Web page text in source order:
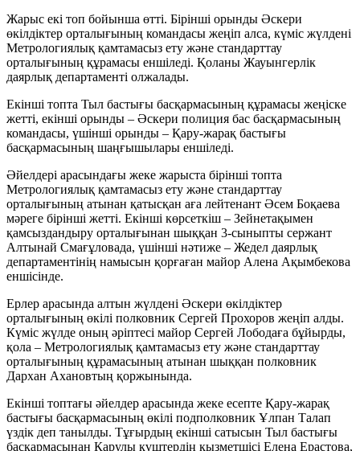
Жарыс екі топ бойынша өтті. Бірінші орынды Әскери
өкілдіктер орталығының командасы жеңіп алса, күміс жүлдені
Метрологиялық қамтамасыз ету және стандарттау
орталығының құрамасы еншіледі. Қоланы Жауынгерлік
даярлық департаменті олжалады.
Екінші топта Тыл бастығы басқармасының құрамасы жеңіске
жетті, екінші орынды – Әскери полиция бас басқармасының
командасы, үшінші орынды – Қару-жарақ бастығы
басқармасының шаңғышылары еншіледі.
Әйелдері арасындағы жеке жарыста бірінші топта
Метрологиялық қамтамасыз ету және стандарттау
орталығының атынан қатысқан аға лейтенант Әсем Боқаева
мәреге бірінші жетті. Екінші көрсеткіш – Зейнетақымен
қамсыздандыру орталығынан шыққан 3-сыныпты сержант
Алтынай Смағұловада, үшінші нәтиже – Жедел даярлық
департаментінің намысын қорғаған майор Алена Ақымбекова
еншісінде.
Ерлер арасында алтын жүлдені Әскери өкілдіктер
орталығының өкілі полковник Сергей Прохоров жеңіп алды.
Күміс жүлде оның әріптесі майор Сергей Лободаға бұйырды,
қола – Метрологиялық қамтамасыз ету және стандарттау
орталығының құрамасының атынан шыққан полковник
Дархан Ахановтың қоржынында.
Екінші топтағы әйелдер арасында жеке есепте Қару-жарақ
бастығы басқармасының өкілі подполковник Ұлпан Талап
үздік деп танылды. Тұғырдың екінші сатысын Тыл бастығы
басқармасынан Қарулы күштердің қызметшісі Елена Ерастова,